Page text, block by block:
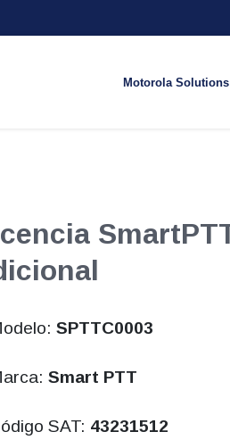
Motorola Solutions
SPTTC0003
Smart PTT
SAT: 43231512